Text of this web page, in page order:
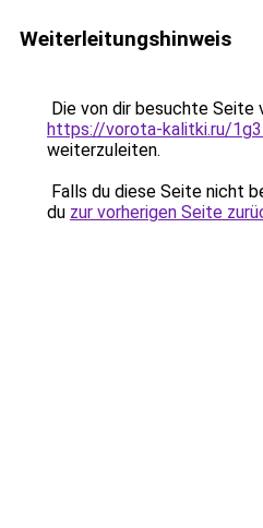
Weiterleitungshinweis
Die von dir besuchte Seite
https://vorota-kalitki.ru/
weiterzuleiten.
Falls du diese Seite nicht
du zur vorherigen Seite